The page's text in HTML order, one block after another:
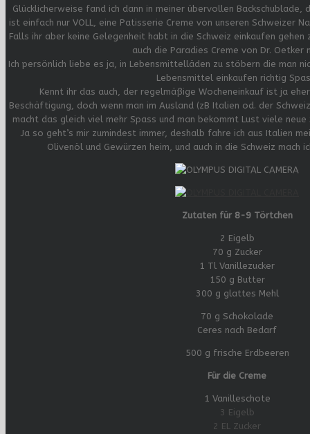
Glücklicherweise fand ich dann in meiner übervollen
ist einfach nur VOLL, eine Patisserie Creme von unseren Schweizer
Falls ihr aber keine Gelegenheit habt in die Schweiz einkaufen
auch die Paradies Creme von Dr. Oetker
Ich persönlich liebe es ja, in Lebensmittelläden zu stöbern die man
Lebensmittel einkaufen richtig
Kennt ihr das auch, der regelmäßige Wocheneinkauf ist ja
Beschäftigung, doch wenn man im Ausland (zB Italien od. der
macht das gleich viel mehr Spass und man bekommt Lust viele
Ja so geht’s mir zumindest immer, deshalb fahre ich aus Italien
Olivenöl und Gewürzen heim, und auch in die Schweiz mach
Zutaten für 8-9 Törtchen
2 Eigelb
70 g Zucker
1 Tl Vanillezucker
150 g Butter
300 g glattes Mehl
70 g Schokolade
Ceres nach Bedarf
500 g frische Erdbeeren
Für die Creme
1 Vanilleschote
3 Eigelb
2 EL Zucker